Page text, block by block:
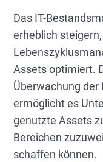
Das IT-
erheblich
Assets optimiert.
Überwachung der
ermöglicht es
genutzte Assets
Bereichen
schaffen können.